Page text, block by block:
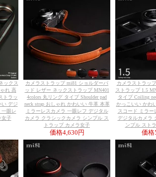
ックス
れ 高
トラッ
い デジ
一眼レ
女子
カメラストラップ mi81 ショルダーパ
ッド レザー ネックストラップ MN401
4colors 丸リング タイプ Shoulder pad
neck strap おしゃれ かわいい 牛革 本革
ミラーレスカメラ 一眼レフ デジタル
カメラ クラシックカメラ シンプル ス
トラップ カメラ女子
価格4,630円
カメラストラッ
ストラップ 1.5
タイプ Coiling
かっこいい かわ
スコード ミラー
デジタルカメラ
ンプル スト
価格